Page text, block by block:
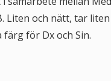
Liten och nätt, tar
färg för Dx och Sin.